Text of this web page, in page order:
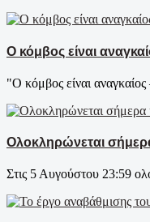
Ο κόμβος είναι
"Ο κόμβος είναι
Ολοκληρώνεται
Στις 5 Αυγούστου 23:59